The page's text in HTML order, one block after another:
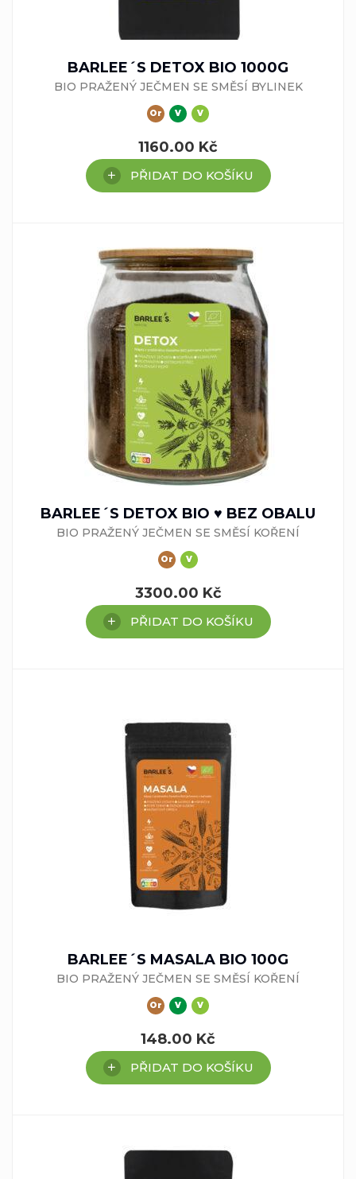
BARLEE´S DETOX BIO 1000G
BIO PRAŽENÝ JEČMEN SE SMĚSÍ BYLINEK
Or V V
1160.00 Kč
PŘIDAT DO KOŠÍKU
BARLEE´S DETOX BIO ♥ BEZ OBALU
BIO PRAŽENÝ JEČMEN SE SMĚSÍ KOŘENÍ
Or V
3300.00 Kč
PŘIDAT DO KOŠÍKU
BARLEE´S MASALA BIO 100G
BIO PRAŽENÝ JEČMEN SE SMĚSÍ KOŘENÍ
Or V V
148.00 Kč
PŘIDAT DO KOŠÍKU